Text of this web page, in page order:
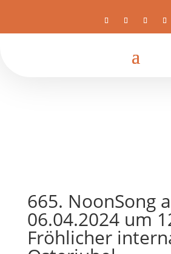
665. NoonSong
06.04.2024 um
Fröhlicher